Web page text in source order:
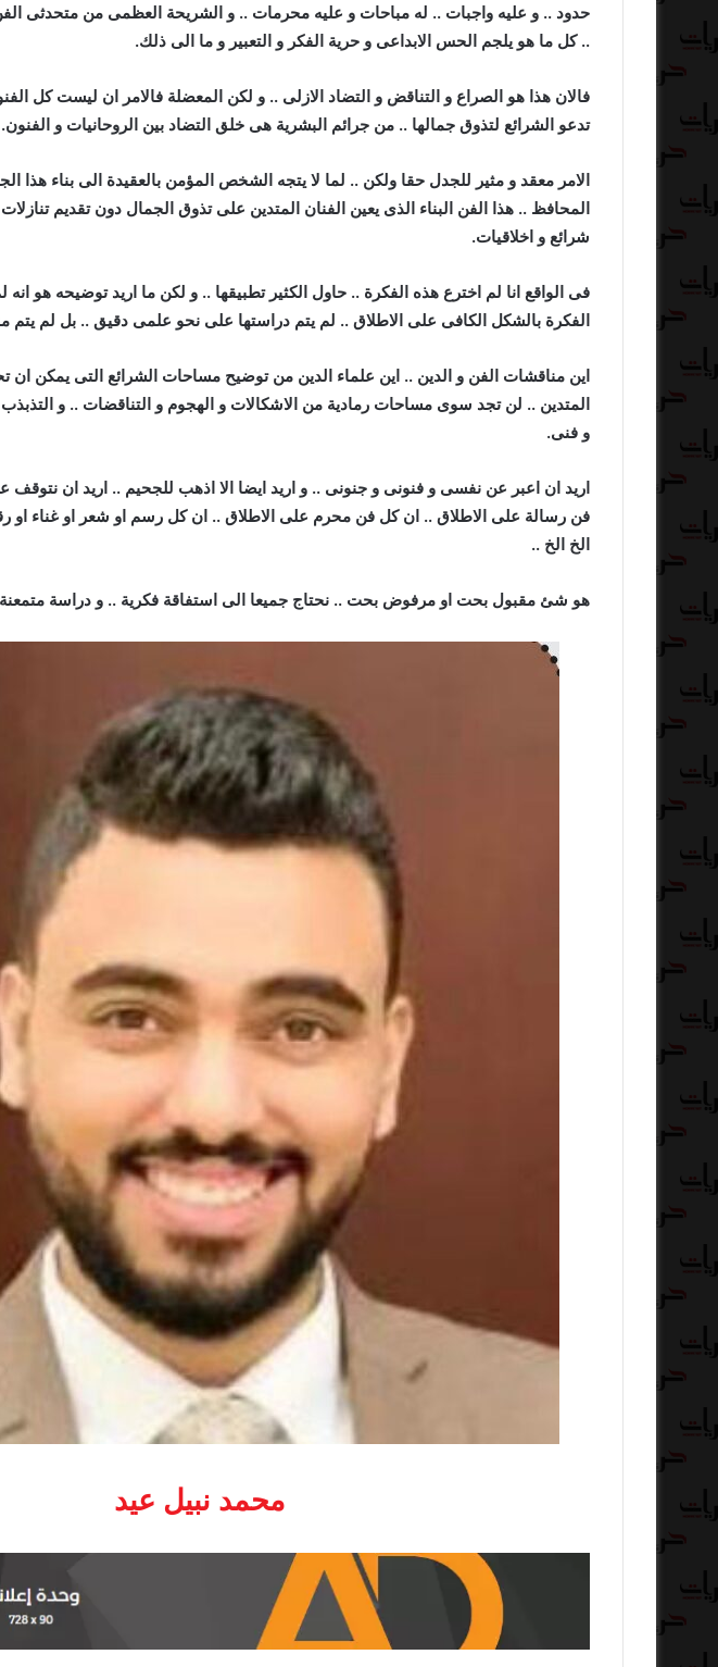
حدود .. و عليه واجبات .. له مباحات و عليه محرمات .. و الشريحة العظمى من متحدثى
.. كل ما هو يلجم الحس الابداعى و حرية الفكر و التعبير و ما الى ذلك.
فالان هذا هو الصراع و التناقض و التضاد الازلى .. و لكن المعضلة فالامر ان ليست كل
تدعو الشرائع لتذوق جمالها .. من جرائم البشرية هى خلق التضاد بين الروحانيات و الفنون.
الامر معقد و مثير للجدل حقا ولكن .. لما لا يتجه الشخص المؤمن بالعقيدة الى بناء هذا
المحافظ .. هذا الفن البناء الذى يعين الفنان المتدين على تذوق الجمال دون تقديم
شرائع و اخلاقيات.
فى الواقع انا لم اخترع هذه الفكرة .. حاول الكثير تطبيقها .. و لكن ما اريد توضيحه هو
الفكرة بالشكل الكافى على الاطلاق .. لم يتم دراستها على نحو علمى دقيق .. بل لم يتم
اين مناقشات الفن و الدين .. اين علماء الدين من توضيح مساحات الشرائع التى يمكن ان
المتدين .. لن تجد سوى مساحات رمادية من الاشكالات و الهجوم و التناقضات .. و التذبذب
و فنى.
اريد ان اعبر عن نفسى و فنونى و جنونى .. و اريد ايضا الا اذهب للجحيم .. اريد ان نتوقف
فن رسالة على الاطلاق .. ان كل فن محرم على الاطلاق .. ان كل رسم او شعر او غناء او
الخ الخ ..
هو شئ مقبول بحت او مرفوض بحت .. نحتاج جميعا الى استفاقة فكرية .. و دراسة متمعنة
محمد نبيل عيد